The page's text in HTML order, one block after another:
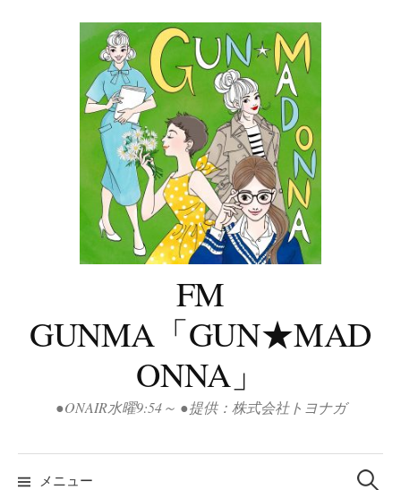
FM
GUNMA「GUN★MAD
ONNA」
●ONAIR水曜9:54～ ●提供：株式会社トヨナガ
メニュー
検
索: